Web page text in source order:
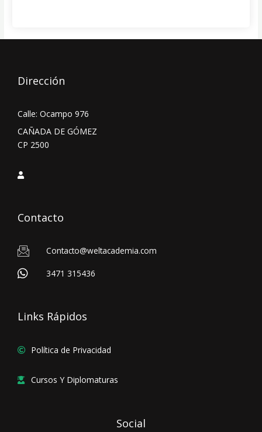
Dirección
Calle: Ocampo 976
CAÑADA DE GÓMEZ
CP 2500
Contacto
Contacto@weltacademia.com
3471 315436
Links Rápidos
Política de Privacidad
Cursos Y Diplomaturas
Social